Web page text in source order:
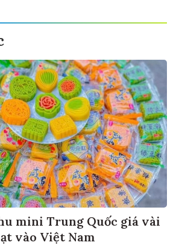
mini Trung Quốc giá vài
vào Việt Nam